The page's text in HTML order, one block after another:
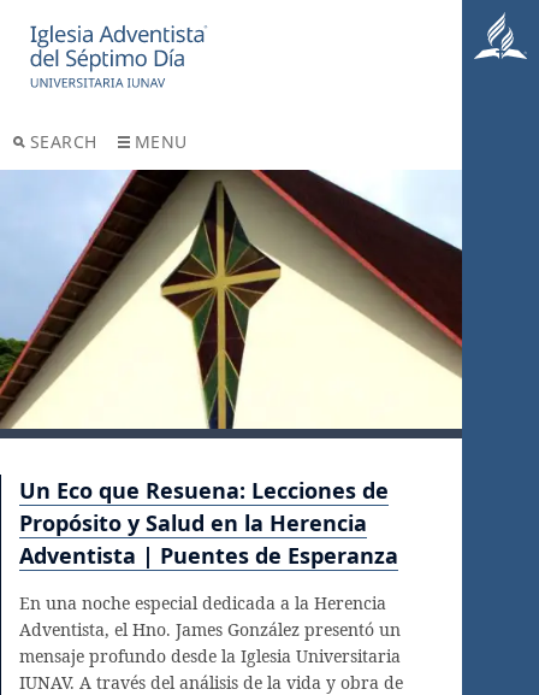
SEARCH MENU
Un Eco que Resuena: Lecciones de
Propósito y Salud en la Herencia
Adventista | Puentes de Esperanza
En una noche especial dedicada a la Herencia
Adventista, el Hno. James González presentó un
mensaje profundo desde la Iglesia Universitaria
IUNAV. A través del análisis de la vida y obra de